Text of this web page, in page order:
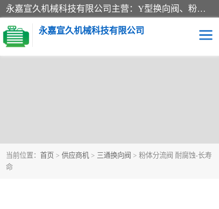
永嘉宣久机械科技有限公司主营：Y型换向阀、粉体换向阀、板式换向阀、三通换向阀、三通换向器、三通分路阀、管路换向阀等产品及服务。
永嘉宣久机械科技有限公司
当前位置： 首页 > 供应商机 > 三通换向阀 > 粉体分流阀 耐腐蚀-长寿
命